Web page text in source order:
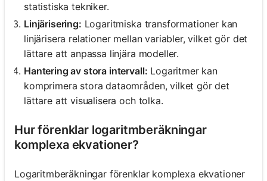
din
fråga
statistiska tekniker.
Linjärisering: Logaritmiska transformationer kan
linjärisera relationer mellan variabler, vilket gör det
lättare att anpassa linjära modeller.
Hantering av stora intervall: Logaritmer kan
komprimera stora dataområden, vilket gör det
lättare att visualisera och tolka.
Hur förenklar logaritmberäkningar
komplexa ekvationer?
Logaritmberäkningar förenklar komplexa ekvationer